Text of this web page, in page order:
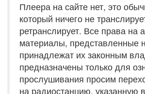
Плеера на сайте нет, это
который ничего не
ретранслирует. Все права на
материалы, представленные
принадлежат их законным
предназначены только для
прослушивания просим
на радиостанцию, указанную